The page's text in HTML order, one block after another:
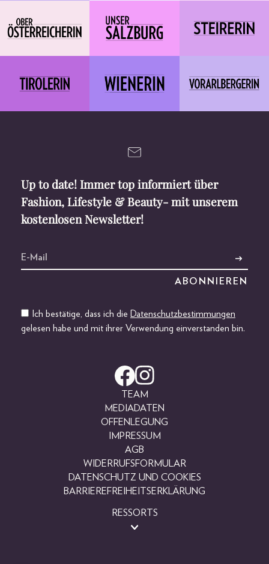
Up to date! Immer top informiert über
Fashion, Lifestyle & Beauty- mit unserem
kostenlosen Newsletter!
Ich bestätige, dass ich die Datenschutzbestimmungen
gelesen habe und mit ihrer Verwendung einverstanden bin.
TEAM
MEDIADATEN
OFFENLEGUNG
IMPRESSUM
AGB
WIDERRUFSFORMULAR
DATENSCHUTZ UND COOKIES
BARRIEREFREIHEITSERKLÄRUNG
RESSORTS